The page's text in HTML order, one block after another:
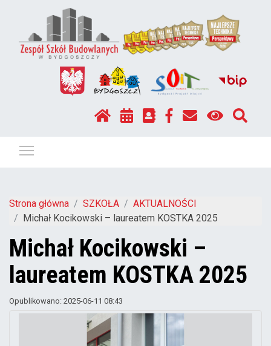
Strona główna SZKOŁA
AKTUALNOŚCI
Michał Kocikowski – laureatem KOSTKA 2025
Michał Kocikowski –
laureatem KOSTKA 2025
Opublikowano: 2025-06-11 08:43